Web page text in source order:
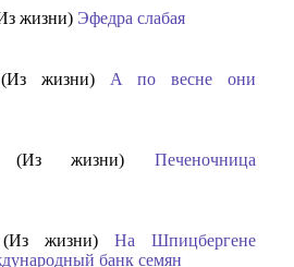
жизни) Эфедра слабая
(Из жизни) А по весне они
(Из жизни) Печеночница
(Из жизни) На Шпицбергене
банк семян